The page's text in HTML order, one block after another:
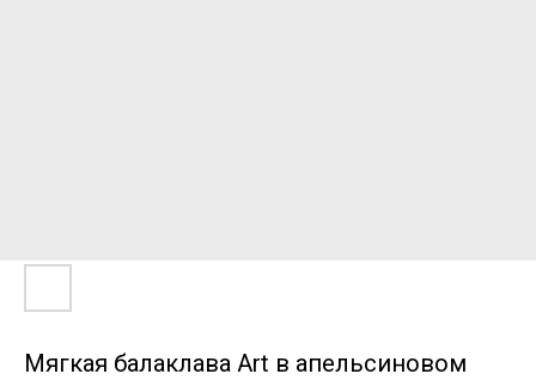
Мягкая балаклава Art в апельсиновом